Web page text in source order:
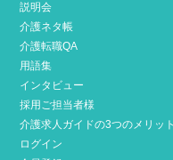
説明会
介護ネタ帳
介護転職QA
用語集
インタビュー
採用ご担当者様
介護求人ガイドの3つのメリット
ログイン